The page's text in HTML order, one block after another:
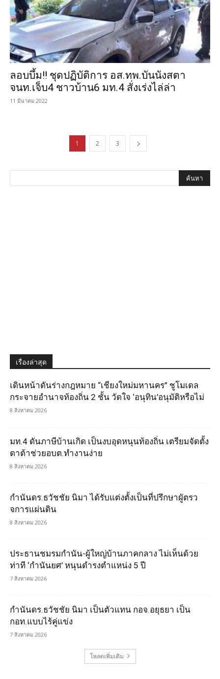
ลอบบึ้ม!! ชุดปฏิบัติการ อส.ทพ.บันนังสตา
จนท.เจ็บ4 ชาวบ้าน6 มท.4 สั่งเร่งไล่ล่า
11 มีนาคม 2022
1 2 3
เรื่องล่าสุด
เดินหน้าดันร่างกฎหมาย “เชียงใหม่มหานคร” ชูโมเดล
กระจายอำนาจท้องถิ่น 2 ชั้น วัดใจ ‘อนุทิน’อนุมัติหรือไม่
8 สิงหาคม 2026
มท.4 ดันภาษีบ้านเกิด เป็นงบอุดหนุนท้องถิ่น เตรียมจัดตั้ง
ดาต้าช่วยอบต.ทำงานง่าย
8 สิงหาคม 2026
กำนันดร.ธวัชชัย นิมา ได้รับแต่งตั้งเป็นที่ปรึกษาผูัตรว
จการแผ่นดิน
8 สิงหาคม 2026
ประธานชมรมกำนัน-ผู้ใหญ่บ้านภาคกลาง ไม่เห็นด้วย
ท่าที ‘กำนันยศ’ หนุนดำรงตำแหน่ง 5 ปี
7 สิงหาคม 2026
กำนันดร.ธวัชชัย นิมา เป็นตัวแทน กอจ.อยุธยา เป็น
กอท.แบบไร้คู่แข่ง
7 สิงหาคม 2026
โหลดเพิ่มเติม